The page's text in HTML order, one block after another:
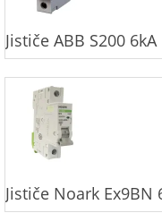
Jističe ABB S200 6kA
Jističe Noark Ex9BN